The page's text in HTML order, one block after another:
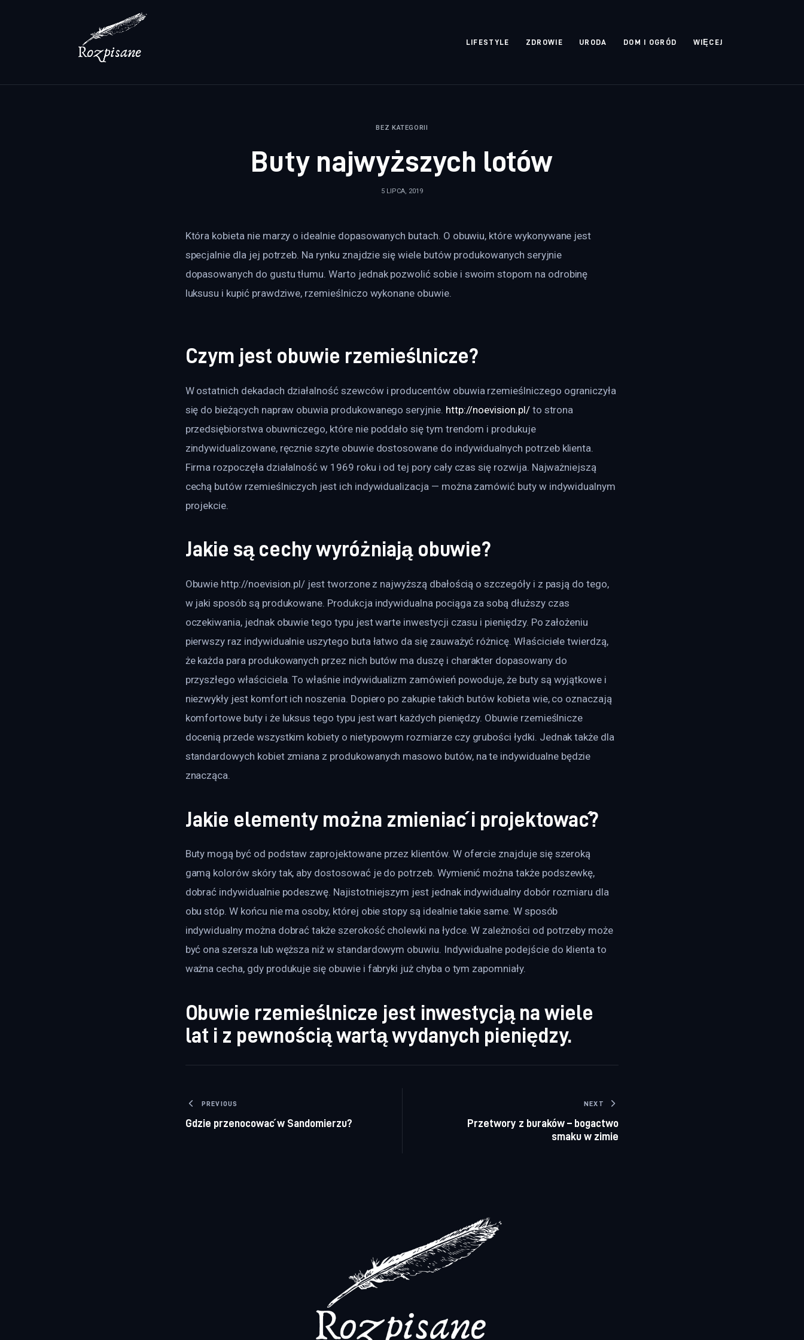
LIFESTYLE ZDROWIE URODA DOM I OGRÓD WIĘCEJ
BEZ KATEGORII
Buty najwyższych lotów
5 LIPCA, 2019
Która kobieta nie marzy o idealnie dopasowanych butach. O obuwiu, które wykonywane jest
specjalnie dla jej potrzeb. Na rynku znajdzie się wiele butów produkowanych seryjnie
dopasowanych do gustu tłumu. Warto jednak pozwolić sobie i swoim stopom na odrobinę
luksusu i kupić prawdziwe, rzemieślniczo wykonane obuwie.
Czym jest obuwie rzemieślnicze?
W ostatnich dekadach działalność szewców i producentów obuwia rzemieślniczego ograniczyła
się do bieżących napraw obuwia produkowanego seryjnie. http://noevision.pl/ to strona
przedsiębiorstwa obuwniczego, które nie poddało się tym trendom i produkuje
zindywidualizowane, ręcznie szyte obuwie dostosowane do indywidualnych potrzeb klienta.
Firma rozpoczęła działalność w 1969 roku i od tej pory cały czas się rozwija. Najważniejszą
cechą butów rzemieślniczych jest ich indywidualizacja — można zamówić buty w indywidualnym
projekcie.
Jakie są cechy wyróżniają obuwie?
Obuwie http://noevision.pl/ jest tworzone z najwyższą dbałością o szczegóły i z pasją do tego,
w jaki sposób są produkowane. Produkcja indywidualna pociąga za sobą dłuższy czas
oczekiwania, jednak obuwie tego typu jest warte inwestycji czasu i pieniędzy. Po założeniu
pierwszy raz indywidualnie uszytego buta łatwo da się zauważyć różnicę. Właściciele twierdzą,
że każda para produkowanych przez nich butów ma duszę i charakter dopasowany do
przyszłego właściciela. To właśnie indywidualizm zamówień powoduje, że buty są wyjątkowe i
niezwykły jest komfort ich noszenia. Dopiero po zakupie takich butów kobieta wie, co oznaczają
komfortowe buty i że luksus tego typu jest wart każdych pieniędzy. Obuwie rzemieślnicze
docenią przede wszystkim kobiety o nietypowym rozmiarze czy grubości łydki. Jednak także dla
standardowych kobiet zmiana z produkowanych masowo butów, na te indywidualne będzie
znacząca.
Jakie elementy można zmieniać i projektować?
Buty mogą być od podstaw zaprojektowane przez klientów. W ofercie znajduje się szeroką
gamą kolorów skóry tak, aby dostosować je do potrzeb. Wymienić można także podszewkę,
dobrać indywidualnie podeszwę. Najistotniejszym jest jednak indywidualny dobór rozmiaru dla
obu stóp. W końcu nie ma osoby, której obie stopy są idealnie takie same. W sposób
indywidualny można dobrać także szerokość cholewki na łydce. W zależności od potrzeby może
być ona szersza lub węższa niż w standardowym obuwiu. Indywidualne podejście do klienta to
ważna cecha, gdy produkuje się obuwie i fabryki już chyba o tym zapomniały.
Obuwie rzemieślnicze jest inwestycją na wiele
lat i z pewnością wartą wydanych pieniędzy.
Nawigacja wpisu
PREVIOUS
Gdzie przenocować w Sandomierzu?
NEXT
Przetwory z buraków – bogactwo
smaku w zimie